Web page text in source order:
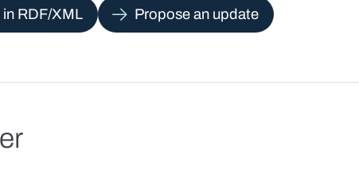
RDF/XML Propose an update